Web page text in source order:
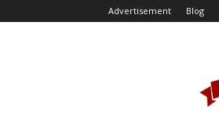
Advertisement Blog